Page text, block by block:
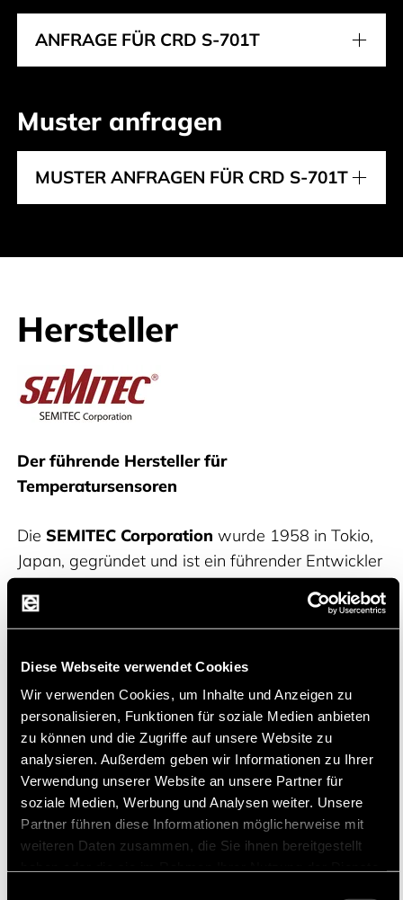
Diese Webseite verwendet Cookies
Wir verwenden Cookies, um Inhalte und Anzeigen zu
personalisieren, Funktionen für soziale Medien anbieten
zu können und die Zugriffe auf unsere Website zu
analysieren. Außerdem geben wir Informationen zu Ihrer
Verwendung unserer Website an unsere Partner für
soziale Medien, Werbung und Analysen weiter. Unsere
Partner führen diese Informationen möglicherweise mit
weiteren Daten zusammen, die Sie ihnen bereitgestellt
ANFRAGE FÜR CRD S-701T
Muster anfragen
MUSTER ANFRAGEN FÜR CRD S-701T
Hersteller
Semitec
Der führende Hersteller für
Temperatursensoren
Die SEMITEC Corporation wurde 1958 in Tokio,
Japan, gegründet und ist ein führender Entwickler
einschließlich verschiedener Sensoren
(Temperatur, Druck, Infrarot usw.) und diskreter
Halbleiterbauelemente. Die Thermistoren der
Marke SEMITEC sind aufgrund ihrer
Temperaturgenauigkeit und Zuverlässigkeit
weltweit als Spitzenklasse anerkannt. Die
Kommunikation mit dem Kunden steht bei
SEMITEC an erster Stelle. Sie bieten auch
maßgeschneiderte Produkte an, um den
unterschiedlichen Anforderungen der Kunden